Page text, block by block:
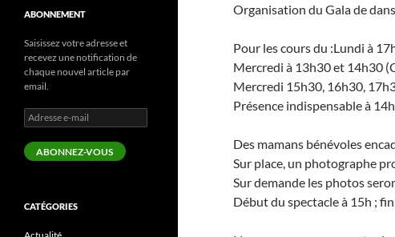
Organisation du Gala de
Pour les cours du :Lundi à
Mercredi à 13h30 et 14h30
Mercredi 15h30, 16h30,
Présence indispensable à
Des mamans bénévoles
Sur place, un photographe
Sur demande les photos
Début du spectacle à 15h ;
ABONNEMENT
Saisissez votre adresse et
recevez une notification de
chaque nouvel article par
email.
Adresse
e-
mail
ABONNEZ-VOUS
CATÉGORIES